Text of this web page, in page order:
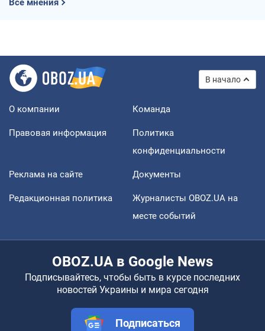
Все мнения
В начало
О компании Команда
Правовая информация
Политика
конфиденциальности
Реклама на сайте Документы
Редакционная политика
Журналисты OBOZ.UA на
месте событий
OBOZ.UA в Google News
Подписывайтесь, чтобы быть в курсе последних
новостей Украины и мира сегодня
Подписаться